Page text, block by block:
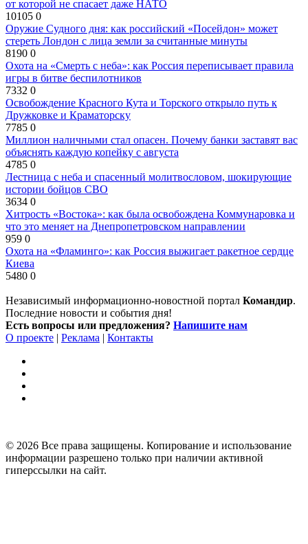
от которой не спасает даже НАТО
10105 0
Оружие Судного дня: как российский «Посейдон» может
стереть Лондон с лица земли за считанные минуты
8190 0
Охота на «Смерть с неба»: как Россия переписывает правила
игры в битве беспилотников
7332 0
Освобождение Красного Кута и Торского открыло путь к
Дружковке и Краматорску
7785 0
Миллион наличными стал опасен. Почему банки заставят вас
объяснять каждую копейку с августа
4785 0
Лестница с неба и спасенный молитвословом, шокирующие
истории бойцов СВО
3634 0
Хитрость «Востока»: как была освобождена Коммунаровка и
что это меняет на Днепропетровском направлении
959 0
Охота на «Фламинго»: как Россия выжигает ракетное сердце
Киева
5480 0
Независимый информационно-новостной портал Командир.
Последние новости и события дня!
Есть вопросы или предложения? Напишите нам
О проекте | Реклама | Контакты
© 2026 Все права защищены. Копирование и использование
информации разрешено только при наличии активной
гиперссылки на сайт.